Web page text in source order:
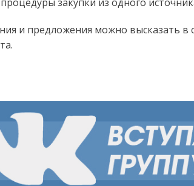
и предложения можно высказать